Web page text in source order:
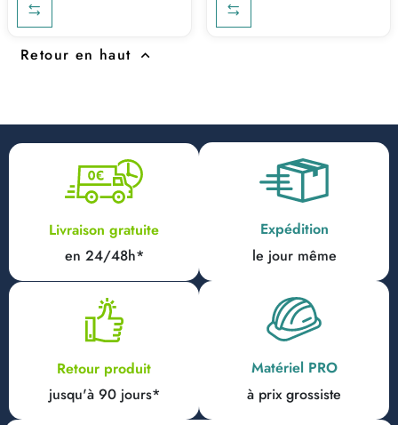
Retour en haut 
Livraison gratuite
en 24/48h*
Expédition
le jour même
Retour produit
jusqu'à 90 jours*
Matériel PRO
à prix grossiste